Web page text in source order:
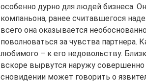
особенно дурно для людей бизнеса.
компаньона, ранее считавшегося
всего она оказывается
поволноваться за чувства партнера.
любимого – к его недовольству.
вскоре вырвутся наружу
сновидении может говорить о